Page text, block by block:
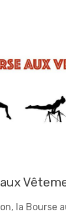
la Bourse